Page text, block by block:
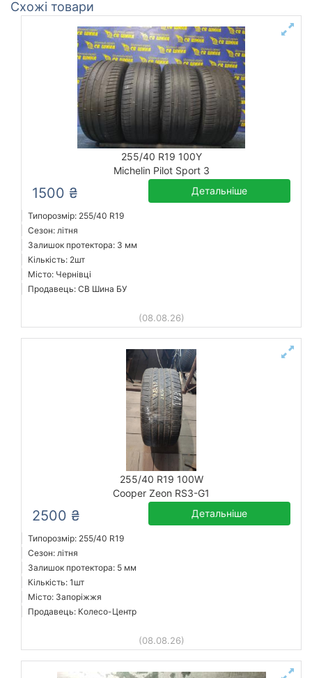
Схожі товари
255/40 R19 100Y
Michelin Pilot Sport 3
1500 ₴ Детальніше
Типорозмір: 255/40 R19
Сезон: літня
Залишок протектора: 3 мм
Кількість: 2шт
Місто: Чернівці
Продавець: СВ Шина БУ
(08.08.26)
255/40 R19 100W
Cooper Zeon RS3-G1
2500 ₴ Детальніше
Типорозмір: 255/40 R19
Сезон: літня
Залишок протектора: 5 мм
Кількість: 1шт
Місто: Запоріжжя
Продавець: Колесо-Центр
(08.08.26)